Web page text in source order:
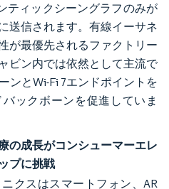
ティックシーングラフのみが
送信されます。有線イーサネ
が最優先されるファクトリー
ビン内では依然として主流で
ンとWi-Fi 7エンドポイントを
ックボーンを促進していま
の成長がコンシューマーエレ
プに挑戦
クスはスマートフォン、AR